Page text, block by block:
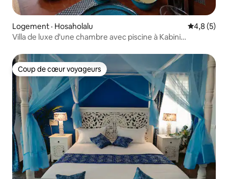
Logement · Hosaholalu Note
4,8 (5)
Villa de luxe d'une chambre avec piscine à Kabini
Coup de cœur voyageurs
Coup de cœur voyageurs